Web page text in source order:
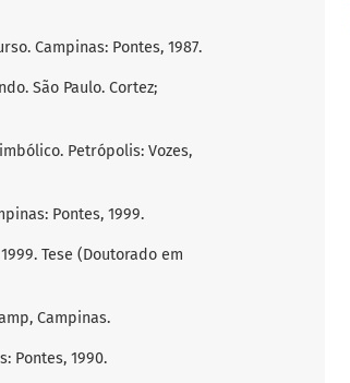
Campinas: Pontes, 1987.
São Paulo. Cortez;
Petrópolis: Vozes,
Pontes, 1999.
Tese (Doutorado em
Campinas.
Pontes, 1990.